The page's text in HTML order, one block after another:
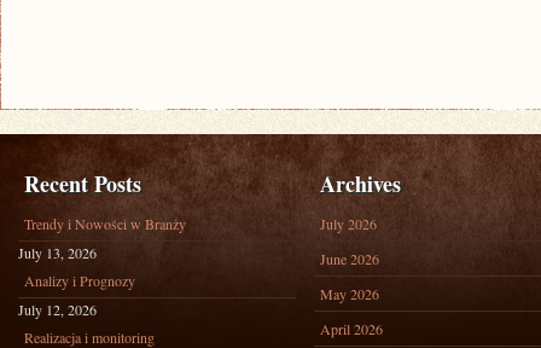
Recent Posts
Trendy i Nowości w Branży
July 13, 2026
Analizy i Prognozy
July 12, 2026
Realizacja i monitoring
Archives
July 2026
June 2026
May 2026
April 2026